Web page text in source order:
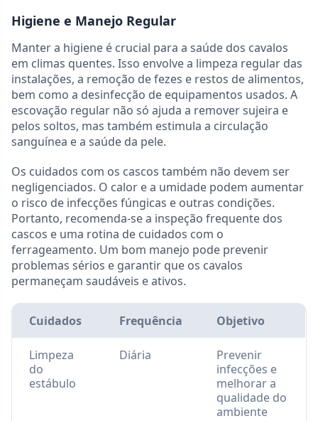
Higiene e Manejo Regular
Manter a higiene é crucial para a saúde dos cavalos
em climas quentes. Isso envolve a limpeza regular das
instalações, a remoção de fezes e restos de alimentos,
bem como a desinfecção de equipamentos usados. A
escovação regular não só ajuda a remover sujeira e
pelos soltos, mas também estimula a circulação
sanguínea e a saúde da pele.
Os cuidados com os cascos também não devem ser
negligenciados. O calor e a umidade podem aumentar
o risco de infecções fúngicas e outras condições.
Portanto, recomenda-se a inspeção frequente dos
cascos e uma rotina de cuidados com o
ferrageamento. Um bom manejo pode prevenir
problemas sérios e garantir que os cavalos
permaneçam saudáveis e ativos.
Cuidados Frequência Objetivo
Limpeza
do
estábulo
Diária
Prevenir
infecções e
melhorar a
qualidade do
ambiente